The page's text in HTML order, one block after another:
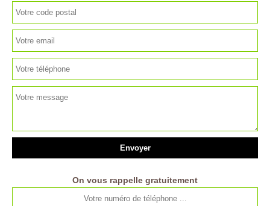
On vous rappelle gratuitement